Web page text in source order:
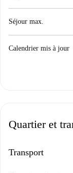
Séjour max.
Calendrier mis à jour
Quartier et
Transport